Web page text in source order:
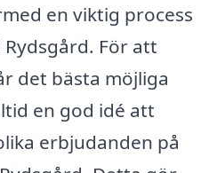
en viktig process
För att
det bästa möjliga
en god idé att
erbjudanden på